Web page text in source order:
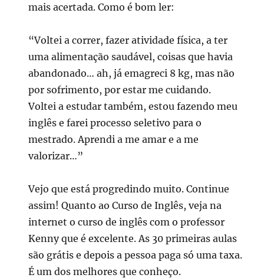
mais acertada. Como é bom ler:
“Voltei a correr, fazer atividade física, a ter
uma alimentação saudável, coisas que havia
abandonado… ah, já emagreci 8 kg, mas não
por sofrimento, por estar me cuidando.
Voltei a estudar também, estou fazendo meu
inglês e farei processo seletivo para o
mestrado. Aprendi a me amar e a me
valorizar…”
Vejo que está progredindo muito. Continue
assim! Quanto ao Curso de Inglês, veja na
internet o curso de inglês com o professor
Kenny que é excelente. As 30 primeiras aulas
são grátis e depois a pessoa paga só uma taxa.
É um dos melhores que conheço.